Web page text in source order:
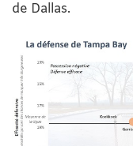
de Dallas.